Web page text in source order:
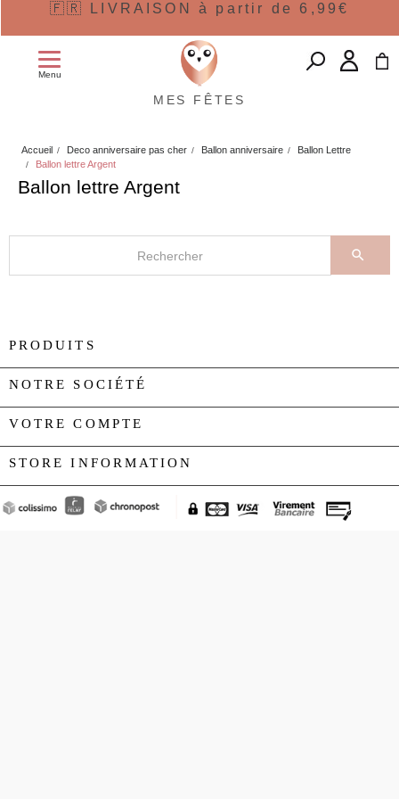
🇫🇷 LIVRAISON à partir de 6,99€
Menu
MES FÊTES
Accueil Deco anniversaire pas cher Ballon anniversaire
Ballon Lettre
Ballon lettre Argent
Ballon lettre Argent

PRODUITS
NOTRE SOCIÉTÉ
VOTRE COMPTE
STORE INFORMATION